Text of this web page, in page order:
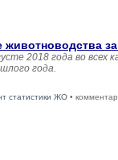
животноводства
2018 года во
года.
статистики ЖО •